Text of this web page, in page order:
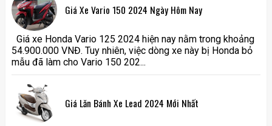
Giá Xe Vario 150 2024 Ngày Hôm Nay
Giá xe Honda Vario 125 2024 hiện nay nằm trong khoảng
54.900.000 VNĐ. Tuy nhiên, việc dòng xe này bị Honda bỏ
mẫu đã làm cho Vario 150 202...
Giá Lăn Bánh Xe Lead 2024 Mới Nhất